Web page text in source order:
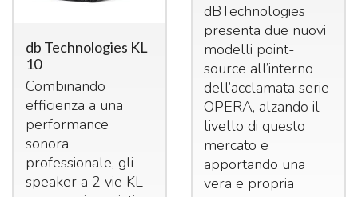
db Technologies KL
10
Combinando
efficienza a una
performance
sonora
professionale, gli
speaker a 2 vie KL
dBTechnologies
presenta due nuovi
modelli point-
source all’interno
dell’acclamata serie
OPERA, alzando il
livello di questo
mercato e
apportando una
vera e propria